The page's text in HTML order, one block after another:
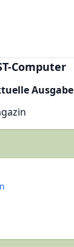
Computer
Ausgabe